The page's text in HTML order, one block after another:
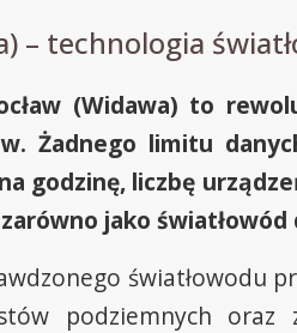
– technologia
(Widawa) to
Żadnego limitu
godzinę, liczbę
jako
światłowodu
podziemnych oraz